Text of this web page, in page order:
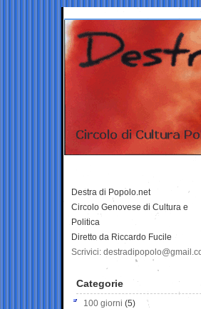
Destra di Popolo.net
Circolo Genovese di Cultura e
Politica
Diretto da Riccardo Fucile
Scrivici:
Categorie
100 giorni (5)